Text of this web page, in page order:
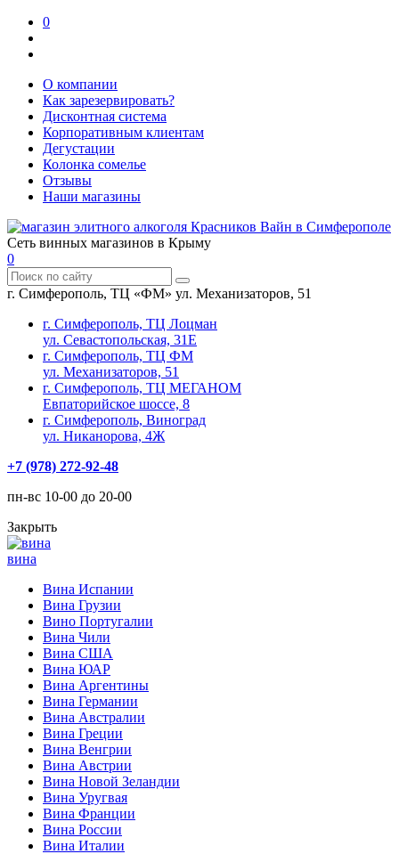
0
О компании
Как зарезервировать?
Дисконтная система
Корпоративным клиентам
Дегустации
Колонка сомелье
Отзывы
Наши магазины
Сеть винных магазинов в Крыму
0
г. Симферополь, ТЦ «ФМ» ул. Механизаторов, 51
г. Симферополь, ТЦ Лоцман
ул. Севастопольская, 31Е
г. Симферополь, ТЦ ФМ
ул. Механизаторов, 51
г. Симферополь, ТЦ МЕГАНОМ
Евпаторийское шоссе, 8
г. Симферополь, Виноград
ул. Никанорова, 4Ж
+7 (978) 272-92-48
пн-вс 10-00 до 20-00
Закрыть
вина
Вина Испании
Вина Грузии
Вино Португалии
Вина Чили
Вина США
Вина ЮАР
Вина Аргентины
Вина Германии
Вина Австралии
Вина Греции
Вина Венгрии
Вина Австрии
Вина Новой Зеландии
Вина Уругвая
Вина Франции
Вина России
Вина Италии